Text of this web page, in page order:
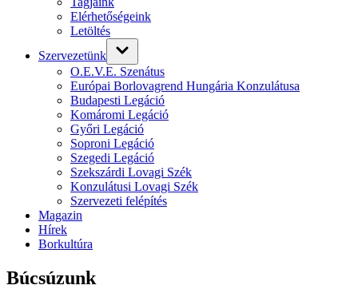
Elérhetőségeink
Letöltés
Szervezetünk
O.E.V.E. Szenátus
Európai Borlovagrend Hungária Konzulátusa
Budapesti Legáció
Komáromi Legáció
Győri Legáció
Soproni Legáció
Szegedi Legáció
Szekszárdi Lovagi Szék
Konzulátusi Lovagi Szék
Szervezeti felépítés
Magazin
Hírek
Borkultúra
Búcsúzunk